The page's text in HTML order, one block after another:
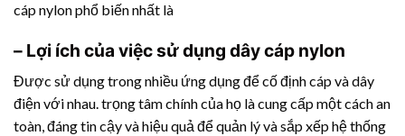
cáp nylon phổ biến nhất là
– Lợi ích của việc sử dụng dây cáp nylon
Được sử dụng trong nhiều ứng dụng để cố định cáp và dây
điện với nhau. trọng tâm chính của họ là cung cấp một cách an
toàn, đáng tin cậy và hiệu quả để quản lý và sắp xếp hệ thống